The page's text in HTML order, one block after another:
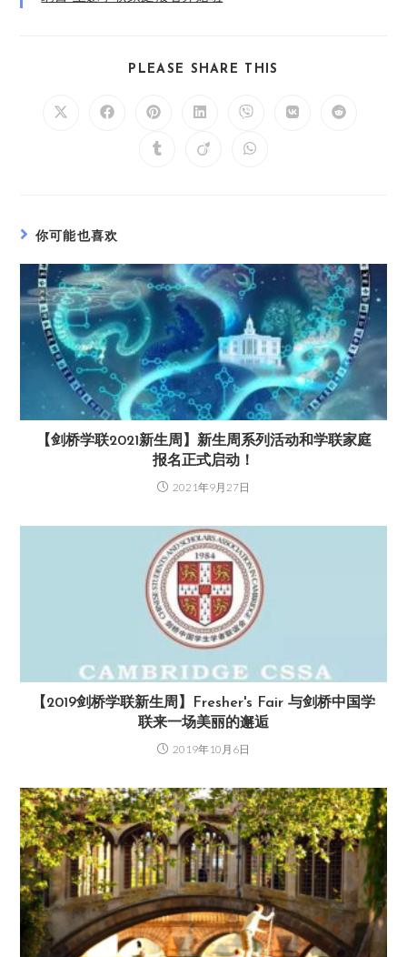
PLEASE SHARE THIS
你可能也喜欢
【剑桥学联2021新生周】新生周系列活动和学联家庭
报名正式启动！
2021年9月27日
【2019剑桥学联新生周】Fresher's Fair 与剑桥中国学
联来一场美丽的邂逅
2019年10月6日